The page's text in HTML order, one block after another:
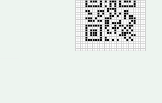
Jean-baptiste ANDREA
L'Iconoclaste ( Paris - 2023 )
Plus d'infos